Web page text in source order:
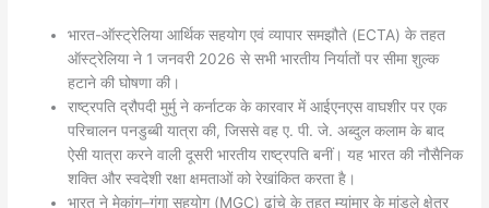
भारत-ऑस्ट्रेलिया आर्थिक सहयोग एवं व्यापार समझौते (ECTA) के तहत
ऑस्ट्रेलिया ने 1 जनवरी 2026 से सभी भारतीय निर्यातों पर सीमा शुल्क
हटाने की घोषणा की।
राष्ट्रपति द्रौपदी मुर्मु ने कर्नाटक के कारवार में आईएनएस वाघशीर पर एक
परिचालन पनडुब्बी यात्रा की, जिससे वह ए. पी. जे. अब्दुल कलाम के बाद
ऐसी यात्रा करने वाली दूसरी भारतीय राष्ट्रपति बनीं। यह भारत की नौसैनिक
शक्ति और स्वदेशी रक्षा क्षमताओं को रेखांकित करता है।
भारत ने मेकांग–गंगा सहयोग (MGC) ढांचे के तहत म्यांमार के मांडले क्षेत्र